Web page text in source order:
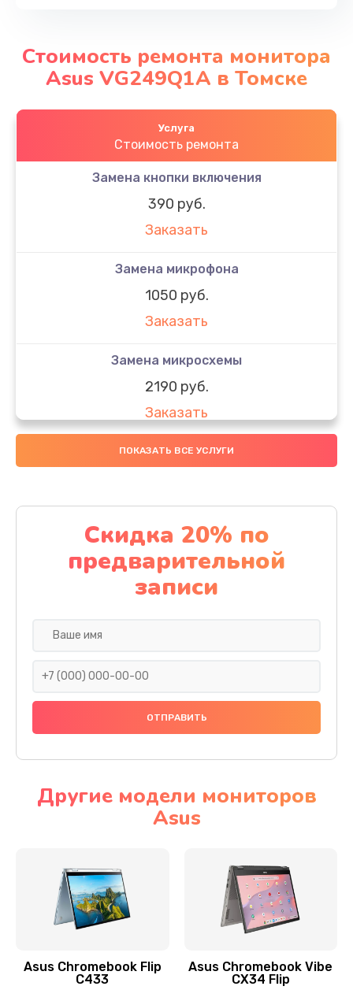
Стоимость ремонта монитора
Asus VG249Q1A в Томске
Услуга
Стоимость ремонта
Замена кнопки включения
390 руб.
Заказать
Замена микрофона
1050 руб.
Заказать
Замена микросхемы
2190 руб.
Заказать
Замена передней камеры
Заказать
Замена полифонического динамика
390 руб.
Заказать
Сбор/Разбор
Чистка динамика и микрофонов (с разбором)
Замена кнопки Home (домой)
Заказать
ПОКАЗАТЬ ВСЕ УСЛУГИ
Скидка 20% по
предварительной
записи
Другие модели мониторов
Asus
Asus Chromebook Flip
C433
Asus Chromebook Vibe
CX34 Flip